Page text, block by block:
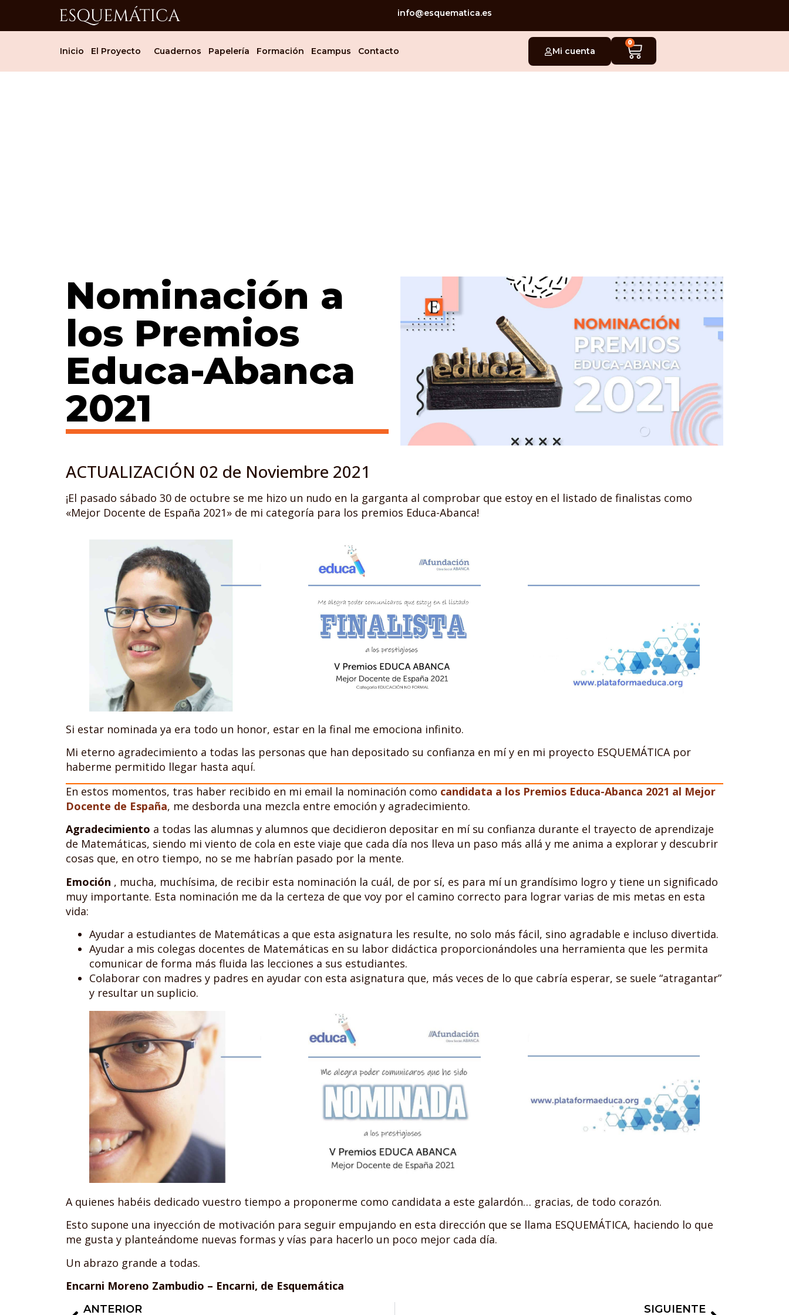
info@esquematica.es
Inicio El Proyecto Cuadernos Papelería Formación Ecampus Contacto Mi cuenta
0
Nominación a
los Premios
Educa-Abanca
2021
ACTUALIZACIÓN 02 de Noviembre 2021
¡El pasado sábado 30 de octubre se me hizo un nudo en la garganta al comprobar que estoy en el listado de finalistas como
«Mejor Docente de España 2021» de mi categoría para los premios Educa-Abanca!
Si estar nominada ya era todo un honor, estar en la final me emociona infinito.
Mi eterno agradecimiento a todas las personas que han depositado su confianza en mí y en mi proyecto ESQUEMÁTICA por
haberme permitido llegar hasta aquí.
En estos momentos, tras haber recibido en mi email la nominación como candidata a los Premios Educa-Abanca 2021 al Mejor
Docente de España, me desborda una mezcla entre emoción y agradecimiento.
Agradecimiento a todas las alumnas y alumnos que decidieron depositar en mí su confianza durante el trayecto de aprendizaje
de Matemáticas, siendo mi viento de cola en este viaje que cada día nos lleva un paso más allá y me anima a explorar y descubrir
cosas que, en otro tiempo, no se me habrían pasado por la mente.
Emoción , mucha, muchísima, de recibir esta nominación la cuál, de por sí, es para mí un grandísimo logro y tiene un significado
muy importante. Esta nominación me da la certeza de que voy por el camino correcto para lograr varias de mis metas en esta
vida:
Ayudar a estudiantes de Matemáticas a que esta asignatura les resulte, no solo más fácil, sino agradable e incluso divertida.
Ayudar a mis colegas docentes de Matemáticas en su labor didáctica proporcionándoles una herramienta que les permita
comunicar de forma más fluida las lecciones a sus estudiantes.
Colaborar con madres y padres en ayudar con esta asignatura que, más veces de lo que cabría esperar, se suele “atragantar”
y resultar un suplicio.
A quienes habéis dedicado vuestro tiempo a proponerme como candidata a este galardón… gracias, de todo corazón.
Esto supone una inyección de motivación para seguir empujando en esta dirección que se llama ESQUEMÁTICA, haciendo lo que
me gusta y planteándome nuevas formas y vías para hacerlo un poco mejor cada día.
Un abrazo grande a todas.
Encarni Moreno Zambudio – Encarni, de Esquemática
ANTERIOR
SIGUIENTE